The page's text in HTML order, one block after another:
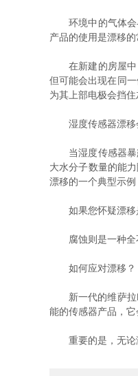
环境中的气体会与
产品的使用是漂移
在新建的房屋中，
但可能会出现在同
为其上部电极会挡住
湿度传感器漂移
当湿度传感器暴露
大水分子数量的能
漂移的一个典型示例
如果您怀疑漂移是
腐蚀则是一种全不
如何应对漂移？
新一代的维萨拉
能的传感器产品，它
重要的是，无论测